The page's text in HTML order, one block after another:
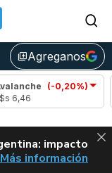
library_addAgreganos
(-0,20%)
impacto
CLARITY ACT EN
Más información